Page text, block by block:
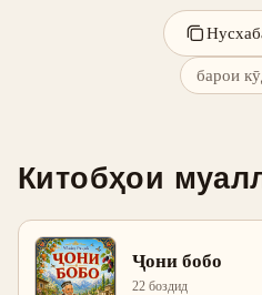
барои
Китобҳои
Ҷони бобо
22 боздид